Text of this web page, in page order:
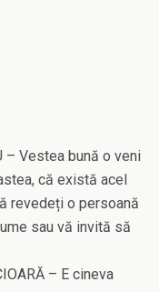
– Vestea bună o veni
că există acel
revedeți o persoană
sau vă invită să
– E cineva